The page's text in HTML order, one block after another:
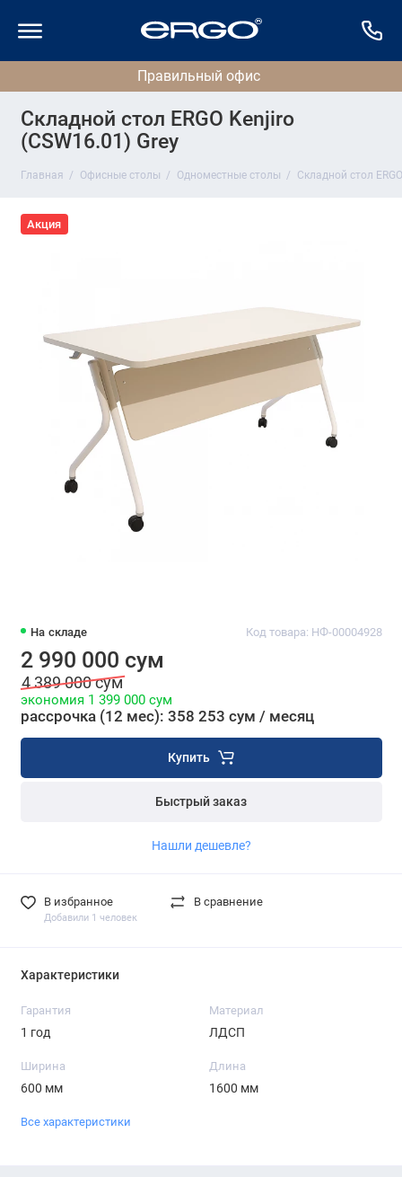
Складной стол ERGO Kenjiro
(CSW16.01) Grey
Главная Офисные столы Одноместные столы Складной стол
Акция
На складе Код товара: НФ-00004928
2 990 000 сум
4 389 000 сум
экономия 1 399 000 сум
рассрочка (12 мес): 358 253 сум / месяц
Купить
Быстрый заказ
Нашли дешевле?
В избранное
Добавили 1 человек
В сравнение
Характеристики
Гарантия
1 год
Материал
ЛДСП
Ширина
600 мм
Длина
1600 мм
Все характеристики